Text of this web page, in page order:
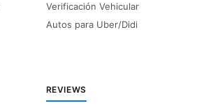
Verificación Vehicular
Autos para Uber/Didi
REVIEWS